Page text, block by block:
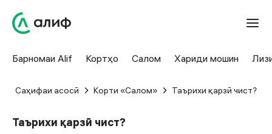
Барномаи Alif Кортҳо Салом Хариди мошин
Саҳифаи асосӣ Корти «Салом» Таърихи қарзӣ чист?
Таърихи қарзӣ чист?